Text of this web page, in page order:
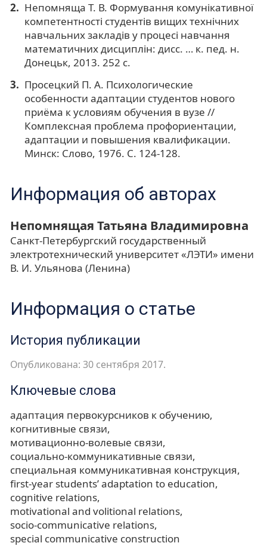
Непомняща Т. В. Формування комунікативної
компетентності студентів вищих технічних
навчальних закладів у процесі навчання
математичних дисциплін: дисс. … к. пед. н.
Донецьк, 2013. 252 с.
Просецкий П. А. Психологические
особенности адаптации студентов нового
приёма к условиям обучения в вузе //
Комплексная проблема профориентации,
адаптации и повышения квалификации.
Минск: Слово, 1976. С. 124-128.
Информация об авторах
Непомнящая Татьяна Владимировна
Санкт-Петербургский государственный
электротехнический университет «ЛЭТИ» имени
В. И. Ульянова (Ленина)
Информация о статье
История публикации
Опубликована: 30 сентября 2017.
Ключевые слова
адаптация первокурсников к обучению
когнитивные связи
мотивационно-волевые связи
социально-коммуникативные связи
специальная коммуникативная конструкция
first-year students’ adaptation to education
cognitive relations
motivational and volitional relations
socio-communicative relations
special communicative construction